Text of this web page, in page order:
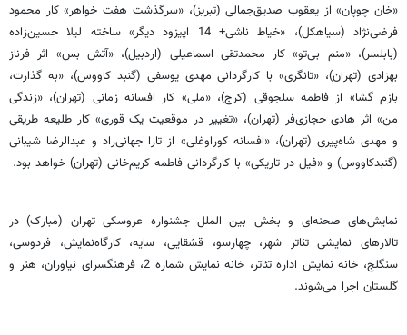
«خان چوپان» از یعقوب صدیق‌جمالی (تبریز)، «سرگذشت هفت خواهر» کار محمود
فرضی‌نژاد (سیاهکل)، «خیاط ناشی+ 14 اپیزود دیگر» ساخته لیلا حسین‌زاده
(بابلسر)، «منم بی‌تو» کار محمدتقی اسماعیلی (اردبیل)، «آتش بس» اثر فرناز
بهزادی (تهران)، «تانگری» با کارگردانی مهدی یوسفی (گنبد کاووس)، «به گذارت،
بازم گشا» از فاطمه سلجوقی (کرج)، «ملی» کار افسانه زمانی (تهران)، «زندگی
من» اثر هادی حجازی‌فر (تهران)، «تغییر در موقعیت یک قوری» کار طلیعه طریقی
و مهدی شاه‌پیری (تهران)، «افسانه کوراوغلی» از تارا جهانی‌راد و عبدالرضا شیبانی
(گنبدکاووس) و «فیل در تاریکی» با کارگردانی فاطمه کریم‌خانی (تهران) خواهد بود.
نمایش‌های صحنه‌ای و بخش بین الملل جشنواره عروسکی تهران (مبارک) در
تالارهای نمایشی تئا‌تر شهر، چهارسو، قشقایی، سایه، کارگاه‌نمایش، فردوسی،
سنگلج، خانه نمایش اداره تئا‌تر، خانه نمایش شماره 2، فرهنگسرای نیاوران، هنر و
گلستان اجرا می‌شوند.